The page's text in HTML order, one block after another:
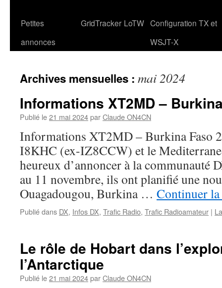
Petites
annonces
GridTracker LoTW Configuration TX et
WSJT-X
Archives mensuelles : mai 2024
Informations XT2MD –
Publié le21 mai 2024parClaude ON4CN
Informations XT2MD – Burkina Faso
I8KHC (ex-IZ8CCW) et le
heureux d’annoncer à la communauté
au 11 novembre, ils ont planifié une
Ouagadougou, Burkina … Continuer
Publié dans DX, Infos DX, Trafic Radio, Trafic Radioamateur |
Le rôle de Hobart dans
l’Antarctique
Publié le21 mai 2024parClaude ON4CN